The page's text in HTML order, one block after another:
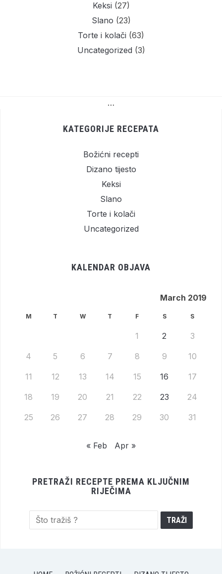
Keksi (27)
Slano (23)
Torte i kolači (63)
Uncategorized (3)
…
KATEGORIJE RECEPATA
Božićni recepti
Dizano tijesto
Keksi
Slano
Torte i kolači
Uncategorized
KALENDAR OBJAVA
March 2019
M T W T F S S
1 2 3
4 5 6 7 8 9 10
11 12 13 14 15 16 17
18 19 20 21 22 23 24
25 26 27 28 29 30 31
« Feb Apr »
PRETRAŽI RECEPTE PREMA KLJUČNIM
RIJEČIMA